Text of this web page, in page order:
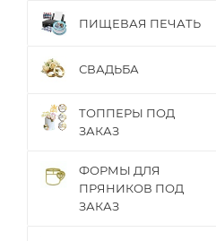
ПИЩЕВАЯ ПЕЧАТЬ
СВАДЬБА
ТОППЕРЫ ПОД
ЗАКАЗ
ФОРМЫ ДЛЯ
ПРЯНИКОВ ПОД
ЗАКАЗ